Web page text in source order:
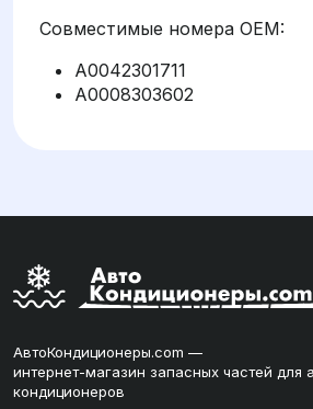
Совместимые номера OEM:
A0042301711
A0008303602
АвтоКондиционеры.com —
интернет-магазин запасных частей для
кондиционеров